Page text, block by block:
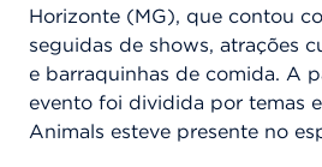
Horizonte (MG), que contou
seguidas de shows, atrações
e barraquinhas de comida. A
evento foi dividida por temas
Animals esteve presente no